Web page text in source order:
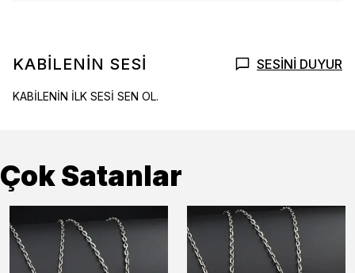
KABİLENİN SESİ SESİNİ DUYUR
KABİLENİN İLK SESİ SEN OL.
Çok Satanlar